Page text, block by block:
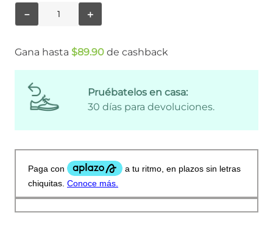
＋
－
Gana hasta $89.90 de cashback
Pruébatelos en casa:
30 días para devoluciones.